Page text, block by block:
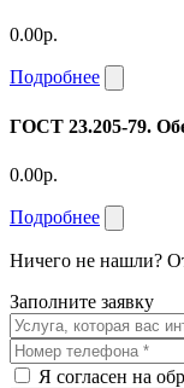
0.00р.
Подробнее
ГОСТ 23.205-79.
0.00р.
Подробнее
Ничего не нашли?
Заполните заявку
Я согласен на